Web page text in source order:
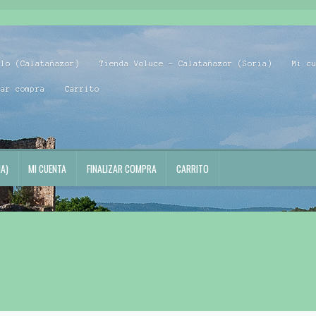
(Calatañazor) Tienda Voluce – Calatañazor (Soria) Mi
compra Carrito
MI CUENTA FINALIZAR COMPRA CARRITO